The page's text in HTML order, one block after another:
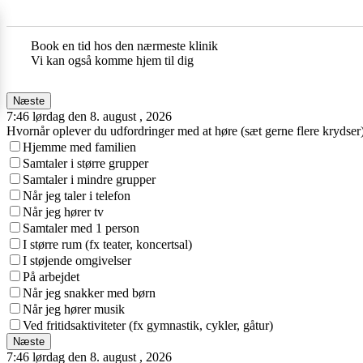
Book en tid hos den nærmeste klinik
Vi kan også komme hjem til dig
Næste
7:46 lørdag den 8. august , 2026
Hvornår oplever du udfordringer med at høre (sæt gerne flere
Hjemme med familien
Samtaler i større grupper
Samtaler i mindre grupper
Når jeg taler i telefon
Når jeg hører tv
Samtaler med 1 person
I større rum (fx teater, koncertsal)
I støjende omgivelser
På arbejdet
Når jeg snakker med børn
Når jeg hører musik
Ved fritidsaktiviteter (fx gymnastik, cykler, gåtur)
Næste
7:46 lørdag den 8. august , 2026